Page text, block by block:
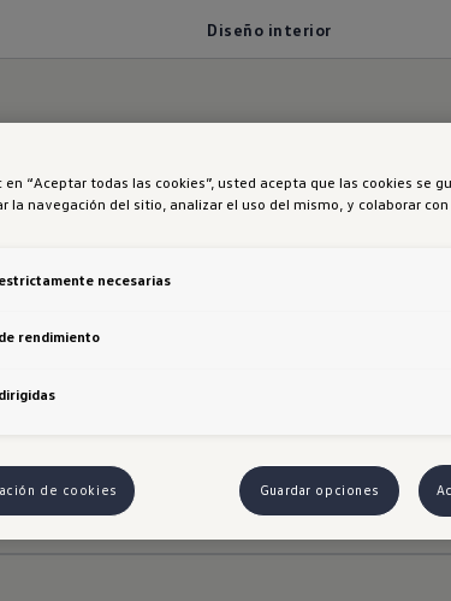
Diseño interior
en su máxima expresión. El
y ventilación, además de controles
El asiento del conductor con soporte
de ensueño.
en “Aceptar todas las cookies”, usted acepta que las cookies se
la navegación del sitio, analizar el uso del mismo, y colaborar
necesarias
rendimiento
de cookies Guardar opciones